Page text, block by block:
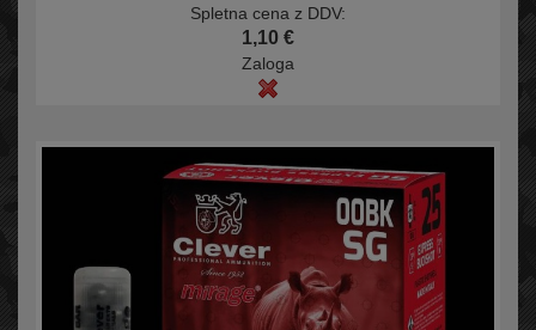
Spletna cena z DDV:
1,10 €
Zaloga